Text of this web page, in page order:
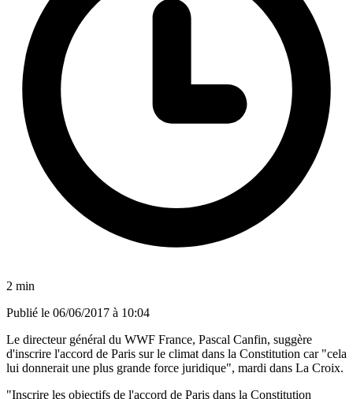
2 min
Publié le 06/06/2017 à 10:04
Le directeur général du WWF France, Pascal Canfin, suggère
d'inscrire l'accord de Paris sur le climat dans la Constitution car "cela
lui donnerait une plus grande force juridique", mardi dans La Croix.
"Inscrire les objectifs de l'accord de Paris dans la Constitution